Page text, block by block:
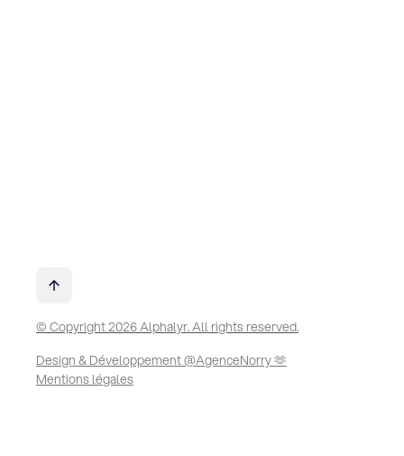
© Copyright 2026 Alphalyr. All rights reserved.
Design & Développement @AgenceNorry 🫶
Mentions légales